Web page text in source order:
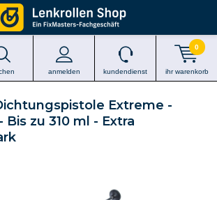
anmelden kundendienst ihr warenkorb
0
Extreme -
Bis zu 310 ml - Extra